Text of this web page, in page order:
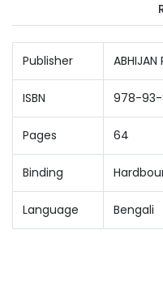
Publisher ABHIJAN
ISBN 978-93-
Pages 64
Binding
Language Bengali